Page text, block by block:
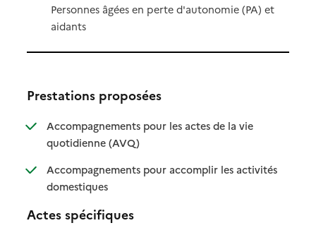
Personnes âgées en perte d'autonomie (PA) et
aidants
Prestations proposées
Accompagnements pour les actes de la vie
quotidienne (AVQ): disponible
: non disponible
Accompagnements pour accomplir les activités
domestiques: disponible
: non disponible
Actes spécifiques